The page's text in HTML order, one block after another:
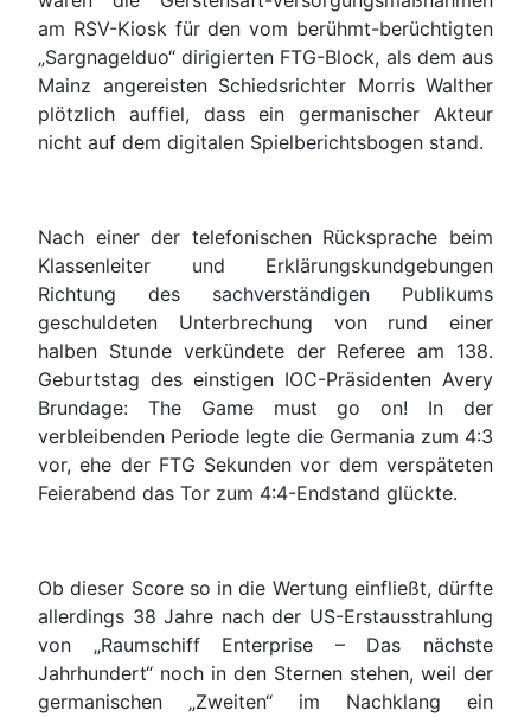
am RSV-Kiosk für den vom berühmt-berüchtigten
„Sargnagelduo“ dirigierten FTG-Block, als dem aus
Mainz angereisten Schiedsrichter Morris Walther
plötzlich auffiel, dass ein germanischer Akteur
nicht auf dem digitalen Spielberichtsbogen stand.
Nach einer der telefonischen Rücksprache beim
Klassenleiter und Erklärungskundgebungen
Richtung des sachverständigen Publikums
geschuldeten Unterbrechung von rund einer
halben Stunde verkündete der Referee am 138.
Geburtstag des einstigen IOC-Präsidenten Avery
Brundage: The Game must go on! In der
verbleibenden Periode legte die Germania zum 4:3
vor, ehe der FTG Sekunden vor dem verspäteten
Feierabend das Tor zum 4:4-Endstand glückte.
Ob dieser Score so in die Wertung einfließt, dürfte
allerdings 38 Jahre nach der US-Erstausstrahlung
von „Raumschiff Enterprise – Das nächste
Jahrhundert“ noch in den Sternen stehen, weil der
germanischen „Zweiten“ im Nachklang ein